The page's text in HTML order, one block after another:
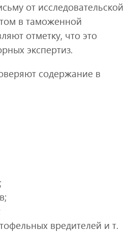
от исследовательской
в таможенной
отметку, что это
экспертиз.
содержание в
вредителей и т.